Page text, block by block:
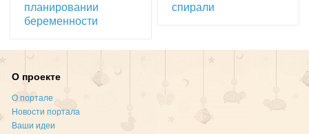
планировании
беременности
спирали
О проекте
О портале
Новости портала
Ваши идеи